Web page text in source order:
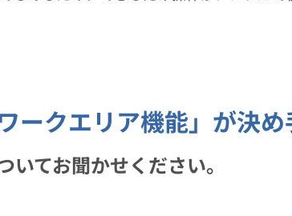
ークエリア機能」が決め
てお聞かせください。